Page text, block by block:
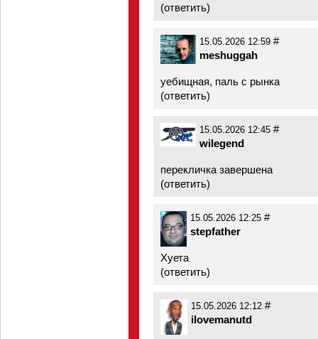
(ответить)
15.05.2026 12:59 #
meshuggah
уебищная, паль с рынка
(ответить)
15.05.2026 12:45 #
wilegend
перекличка завершена
(ответить)
15.05.2026 12:25 #
stepfather
Хуета
(ответить)
15.05.2026 12:12 #
ilovemanutd